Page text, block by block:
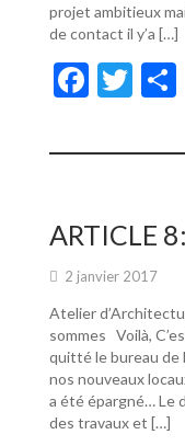
projet ambitieux
de contact il y’a […]
F
e
o
o
k
T
itt
ARTICLE
2 janvier 2017
Atelier
sommes Voilà,
quitté le bureau de
nos nouveaux
a été épargné… Le
des travaux et […]